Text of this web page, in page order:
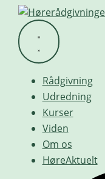
Videre
indhold
Rådgivning
Udredning
Kurser
Viden
Om os
HøreAktuelt